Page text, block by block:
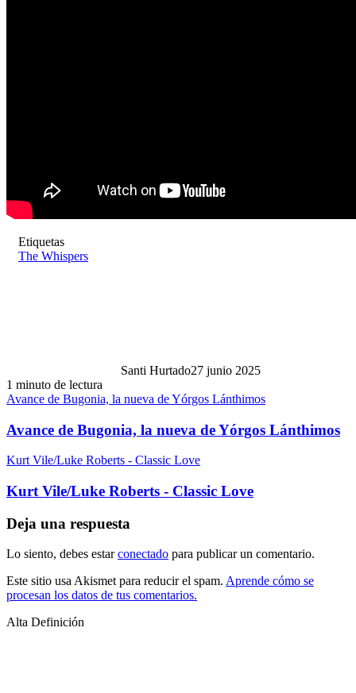
Etiquetas
The Whispers
Santi Hurtado27 junio 2025
1 minuto de lectura
Avance de Bugonia, la nueva de Yórgos Lánthimos
Avance de Bugonia, la nueva de Yórgos Lánthimos
Kurt Vile/Luke Roberts - Classic Love
Kurt Vile/Luke Roberts - Classic Love
Deja una respuesta
Lo siento, debes estarconectado para publicar un comentario.
Este sitio usa Akismet para reducir el spam. Aprende cómo se
procesan los datos de tus comentarios.
Alta Definición